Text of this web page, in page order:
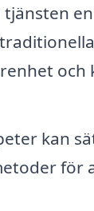
kan
för